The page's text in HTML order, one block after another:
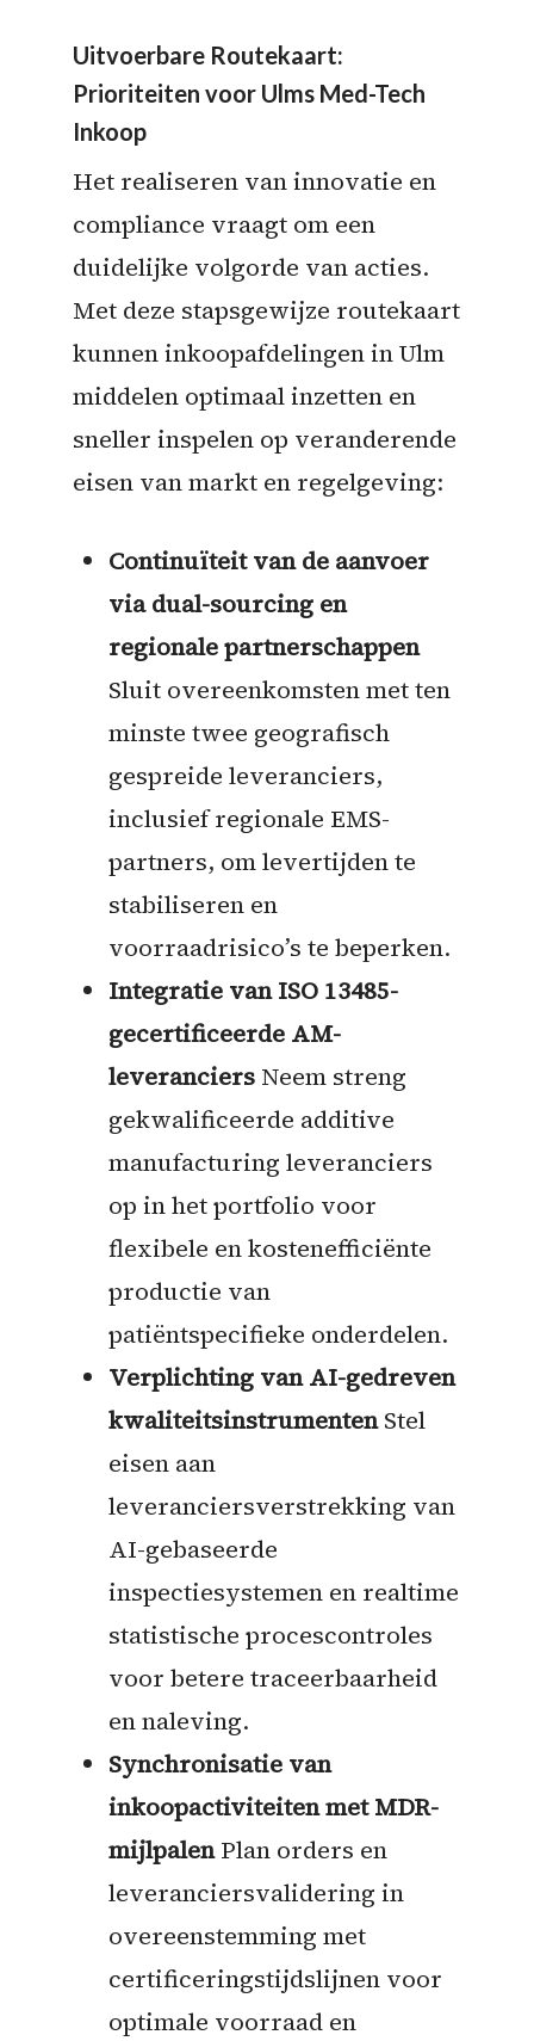
Uitvoerbare Routekaart:
Prioriteiten voor Ulms Med-Tech
Inkoop
Het realiseren van innovatie en
compliance vraagt om een
duidelijke volgorde van acties.
Met deze stapsgewijze routekaart
kunnen inkoopafdelingen in Ulm
middelen optimaal inzetten en
sneller inspelen op veranderende
eisen van markt en regelgeving:
Continuïteit van de aanvoer
via dual-sourcing en
regionale partnerschappen
Sluit overeenkomsten met ten
minste twee geografisch
gespreide leveranciers,
inclusief regionale EMS-
partners, om levertijden te
stabiliseren en
voorraadrisico’s te beperken.
Integratie van ISO 13485-
gecertificeerde AM-
leveranciersNeem streng
gekwalificeerde additive
manufacturing leveranciers
op in het portfolio voor
flexibele en kostenefficiënte
productie van
patiëntspecifieke onderdelen.
Verplichting van AI-gedreven
kwaliteitsinstrumentenStel
eisen aan
leveranciersverstrekking van
AI-gebaseerde
inspectiesystemen en realtime
statistische procescontroles
voor betere traceerbaarheid
en naleving.
Synchronisatie van
inkoopactiviteiten met MDR-
mijlpalenPlan orders en
leveranciersvalidering in
overeenstemming met
certificeringstijdslijnen voor
optimale voorraad en